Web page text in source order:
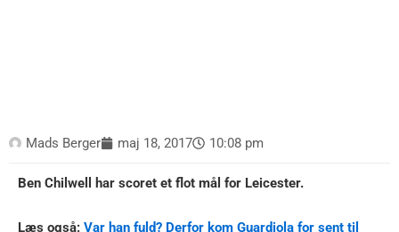
Mads Berger maj 18, 2017 10:08 pm
Ben Chilwell har scoret et flot mål for Leicester.
Læs også: Var han fuld? Derfor kom Guardiola for sent til